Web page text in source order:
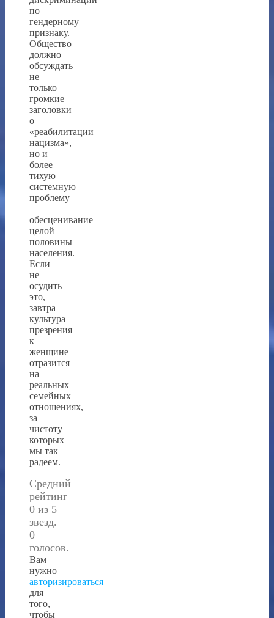
по
гендерному
признаку.
Общество
должно
обсуждать
не
только
громкие
заголовки
о
«реабилитации
нацизма»,
но и
более
тихую
системную
проблему
—
обесценивание
целой
половины
населения.
Если
не
осудить
это,
завтра
культура
презрения
к
женщине
отразится
на
реальных
семейных
отношениях,
за
чистоту
которых
мы так
радеем.
Средний
рейтинг
0 из 5
звезд.
0
голосов.
Вам
нужно
авторизироваться
для
того,
чтобы